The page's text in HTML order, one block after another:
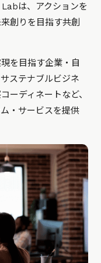
は、アクションを
創りを目指す共創
を目指す企業・自
ステナブルビジネ
ーディネートなど、
・サービスを提供